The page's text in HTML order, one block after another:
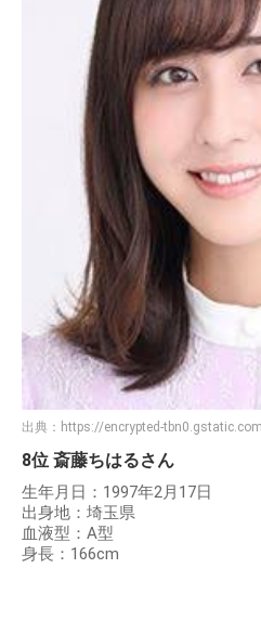
出典： https://encrypted-tbn0.gstatic.com
8位 斎藤ちはるさん
生年月日：1997年2月17日
出身地：埼玉県
血液型：A型
身長：166cm